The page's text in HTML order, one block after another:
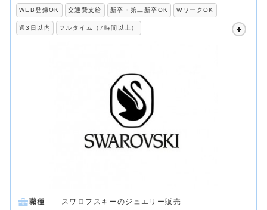
WEB登録OK 交通費支給 新卒・第二新卒OK WワークOK
週3日以内 フルタイム（7時間以上）
職種 スワロフスキーのジュエリー販売